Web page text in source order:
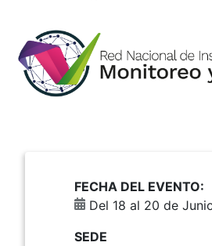
FECHA DEL EVENTO:
Del 18 al 20 de
SEDE